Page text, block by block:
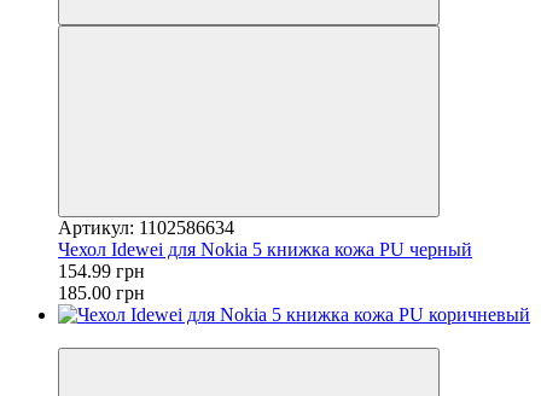
Артикул: 1102586634
Чехол Idewei для Nokia 5 книжка кожа PU черный
154.99 грн
185.00 грн